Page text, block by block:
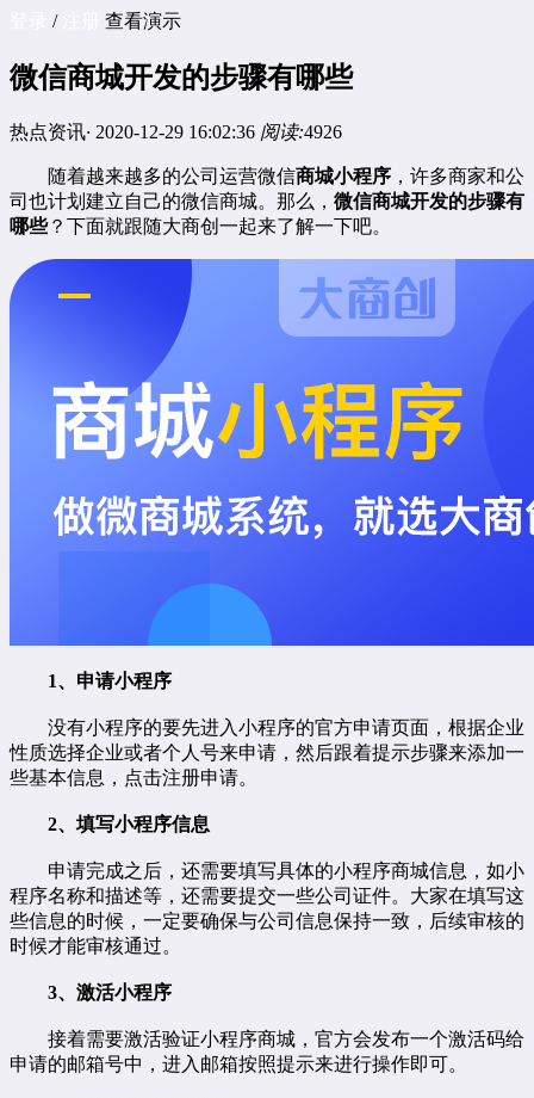
/注册 查看演示
微信商城开发的步骤有哪些
热点资讯· 2020-12-29 16:02:36 阅读:4926
随着越来越多的公司运营微信商城小程序 ，许多商家和公
司也计划建立自己的微信商城。那么， 微信商城开发的步骤有
哪些？下面就跟随大商创一起来了解一下吧。
1、申请小程序
没有小程序的要先进入小程序的官方申请页面，根据企业
性质选择企业或者个人号来申请，然后跟着提示步骤来添加一
些基本信息，点击注册申请。
2、填写小程序信息
申请完成之后，还需要填写具体的小程序商城信息，如小
程序名称和描述等，还需要提交一些公司证件。大家在填写这
些信息的时候，一定要确保与公司信息保持一致，后续审核的
时候才能审核通过。
3、激活小程序
接着需要激活验证小程序商城，官方会发布一个激活码给
申请的邮箱号中，进入邮箱按照提示来进行操作即可。